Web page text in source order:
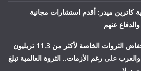
كاترين ميدر: أقدم استشارات مجانية
عنهم
لأول مرة منذ 15 عاماً.. انخفاض الثروات الخاصة لأكثر من 11.3 تريليون
على رغم الأزمات.. الثروة العالمية تبلغ